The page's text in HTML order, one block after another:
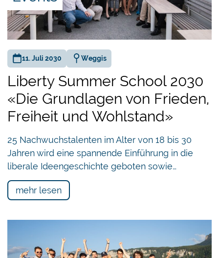
11. Juli 2030 Weggis
Liberty Summer School 2030
«Die Grundlagen von Frieden,
Freiheit und Wohlstand»
25 Nachwuchstalenten im Alter von 18 bis 30
Jahren wird eine spannende Einführung in die
liberale Ideengeschichte geboten sowie…
mehr lesen